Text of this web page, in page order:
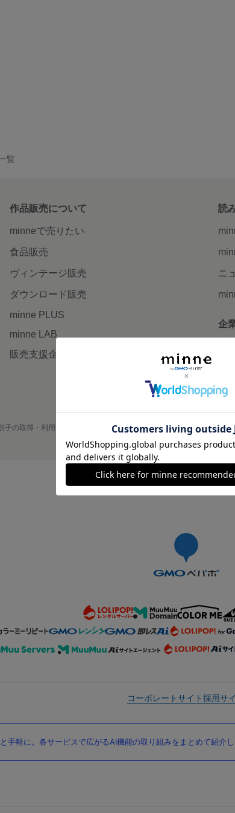
覧
作品販売について
minneで売りたい
食品販売
ヴィンテージ販売
ダウンロード販売
minne PLUS
minne LAB
販売支援企画・イベント
読
ニ
企
子の取得・利用 プライバシーポリシー 会社概要 採用情報 メデ
©GMO Pepabo, Inc. All rights
コーポレートサイト採用サ
手軽に。各サービスで広がるAI機能の取り組みをまとめて紹介し